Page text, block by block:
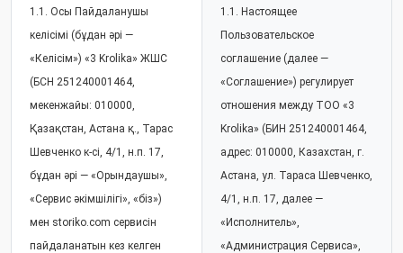
1.1. Осы Пайдаланушы
келісімі (бұдан әрі —
«Келісім») «3 Krolika» ЖШС
(БСН 251240001464,
мекенжайы: 010000,
Қазақстан, Астана қ., Тарас
Шевченко к-сі, 4/1, н.п. 17,
бұдан әрі — «Орындаушы»,
«Сервис әкімшілігі», «біз»)
мен storiko.com сервисін
пайдаланатын кез келген
1.1. Настоящее
Пользовательское
соглашение (далее —
«Соглашение») регулирует
отношения между ТОО «3
Krolika» (БИН 251240001464,
адрес: 010000, Казахстан, г.
Астана, ул. Тараса Шевченко,
4/1, н.п. 17, далее —
«Исполнитель»,
«Администрация Сервиса»,